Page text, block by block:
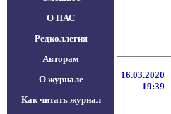
О НАС
Редколлегия
Авторам
О журнале
Как читать журнал
16.03.2020
19:39